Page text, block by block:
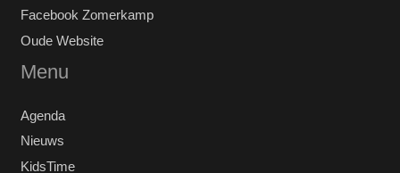
Facebook Zomerkamp
Oude Website
Menu
Agenda
Nieuws
KidsTime